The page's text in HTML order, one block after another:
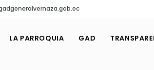
LA PARROQUIA GAD